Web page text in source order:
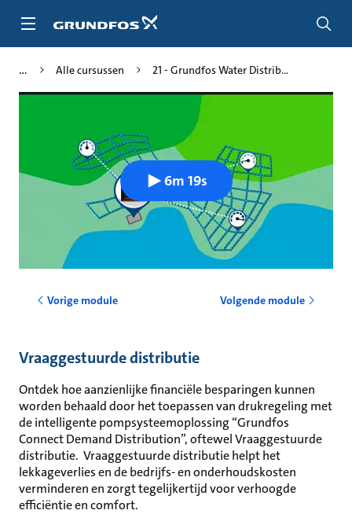
naar
Alle cursussen 21 - Grundfos Water Distrib...
6m 19s
Vorige module Volgende module
Vraaggestuurde distributie
Ontdek hoe aanzienlijke financiële besparingen kunnen
worden behaald door het toepassen van drukregeling met
de intelligente pompsysteemoplossing “Grundfos
Connect Demand Distribution”, oftewel Vraaggestuurde
distributie. Vraaggestuurde distributie helpt het
lekkageverlies en de bedrijfs- en onderhoudskosten
verminderen en zorgt tegelijkertijd voor verhoogde
efficiëntie en comfort.